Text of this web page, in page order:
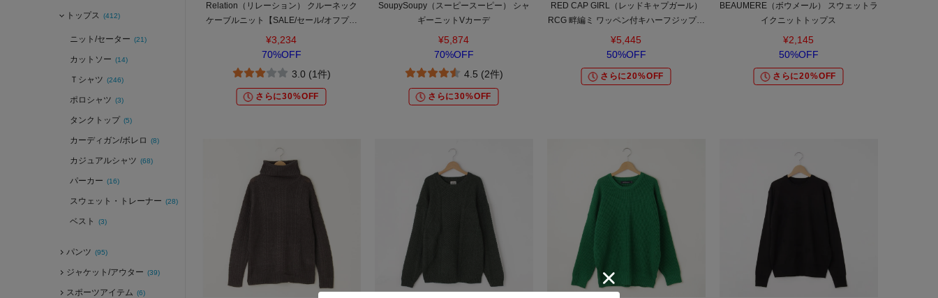
トップス (412)
ニット/セーター (21)
カットソー (14)
Ｔシャツ (246)
ポロシャツ (3)
タンクトップ (5)
カーディガン/ボレロ (8)
カジュアルシャツ (68)
パーカー (16)
スウェット・トレーナー (28)
ベスト (3)
パンツ (95)
ジャケット/アウター (39)
スポーツアイテム (6)
Relation（リレーション） クルーネック
ケーブルニット【SALE/セール/オフプラ
イス/カジュアル/デイリー/トレンド/ユニ
セックス】
¥3,234
70%OFF
3.0 (1件)
さらに30%OFF
SoupySoupy（スーピースーピー） シャ
ギーニットVカーデ
¥5,874
70%OFF
4.5 (2件)
さらに30%OFF
RED CAP GIRL（レッドキャプガール）
RCG 畔編ミ ワッペン付キハーフジッププ
ルオーバー
¥5,445
50%OFF
さらに20%OFF
BEAUMERE（ボウメール） スウェットラ
イクニットトップス
¥2,145
50%OFF
さらに20%OFF